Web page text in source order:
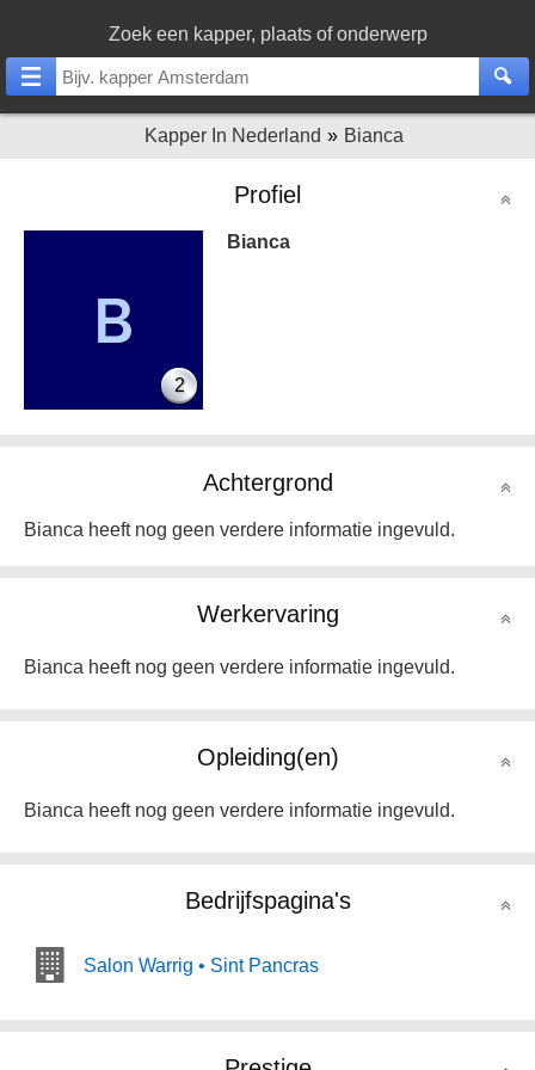
Zoek een kapper, plaats of onderwerp
Kapper In Nederland Bianca
Profiel
2
Bianca
Achtergrond
Bianca heeft nog geen verdere informatie ingevuld.
Werkervaring
Bianca heeft nog geen verdere informatie ingevuld.
Opleiding(en)
Bianca heeft nog geen verdere informatie ingevuld.
Bedrijfspagina's
Salon Warrig • Sint Pancras